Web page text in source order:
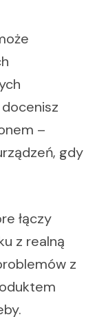
–
gdy
łączy
z realną
z